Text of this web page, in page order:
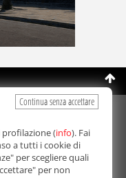
contenuti, in qualunque
è proibita.
Autorizzazione del
21/10/2003
Continua senza accettare
profilazione (info). Fai
a tutti i cookie di
per scegliere quali
per non